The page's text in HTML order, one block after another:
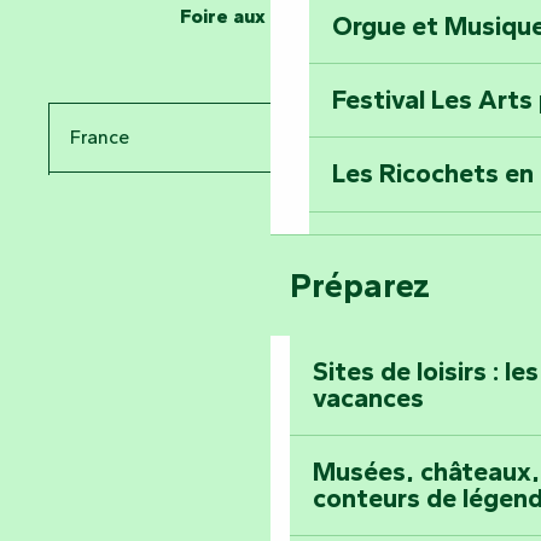
Partez en
Voyagez dans le
Maillezais
Montez au
Orgue et
Festival Les Arts
Les Ricochets
Tout l'agenda
Préparez
Sites de loisirs :
vacances
Musées,
conteurs de
Foire aux questions
France